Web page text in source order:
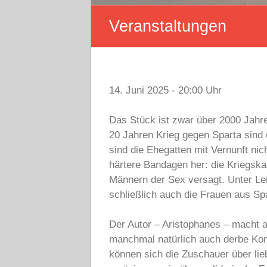
Veranstaltungen
14. Juni 2025 - 20:00 Uhr
Das Stück ist zwar über 2000
20 Jahren Krieg gegen Sparta
sind die Ehegatten mit Vernunft
härtere Bandagen her: die
Männern der Sex versagt. Unter
schließlich auch die Frauen aus
Der Autor – Aristophanes – macht
manchmal natürlich auch derbe
können sich die Zuschauer über